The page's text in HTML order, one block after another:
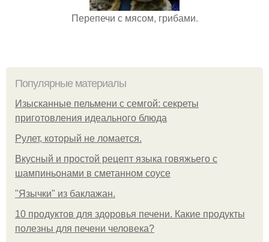
Перепечи с мясом, грибами.
Популярные материалы
Изысканные пельмени с семгой: секреты
приготовления идеального блюда
Рулет, который не ломается.
Вкусный и простой рецепт языка говяжьего с
шампиньонами в сметанном соусе
"Язычки" из баклажан.
10 продуктов для здоровья печени. Какие продукты
полезны для печени человека?